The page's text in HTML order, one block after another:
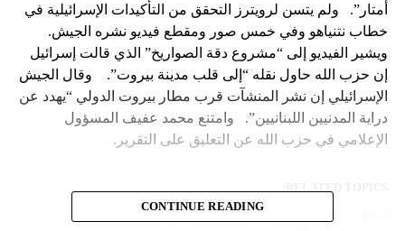
أمتار”. ولم يتسن لرويترز التحقق من التأكيدات الإسرائيلية في
خطاب نتنياهو وفي خمس صور ومقطع فيديو نشره الجيش.
ويشير الفيديو إلى “مشروع دقة الصواريخ” الذي قالت إسرائيل
إن حزب الله حاول نقله “إلى قلب مدينة بيروت”. وقال الجيش
الإسرائيلي إن نشر المنشآت قرب مطار بيروت الدولي “يهدد عن
دراية المدنيين اللبنانيين”. وامتنع محمد عفيف المسؤول
الإعلامي في حزب الله عن التعليق على التقرير.
CONTINUE READING